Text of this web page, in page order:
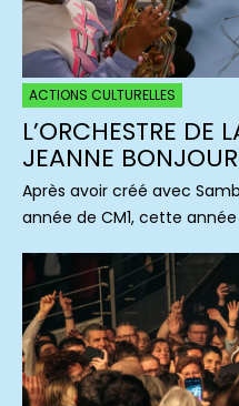
ACTIONS CULTURELLES
L’ORCHESTRE DE
JEANNE BONJOUR
Après avoir créé avec
année de CM1, cette